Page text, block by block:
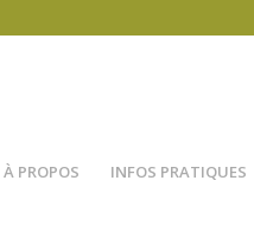
À PROPOS INFOS PRATIQUES